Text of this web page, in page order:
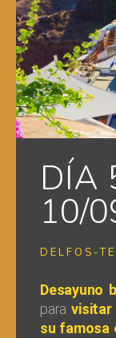
DÍA
10/
DELFOS-
Desayuno
paravisitar
su famosa